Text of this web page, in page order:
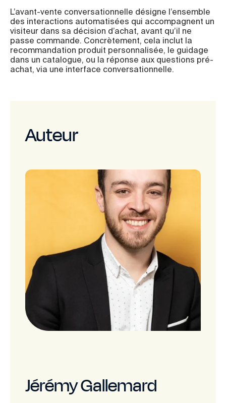
L’avant-vente conversationnelle désigne l’ensemble
des interactions automatisées qui accompagnent un
visiteur dans sa décision d’achat, avant qu’il ne
passe commande. Concrètement, cela inclut la
recommandation produit personnalisée, le guidage
dans un catalogue, ou la réponse aux questions pré-
achat, via une interface conversationnelle.
Auteur
Jérémy Gallemard